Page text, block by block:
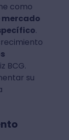
como
.
BCG.
su